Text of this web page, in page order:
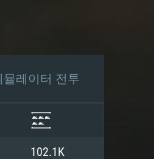
뮬레이터 전투
102.1K